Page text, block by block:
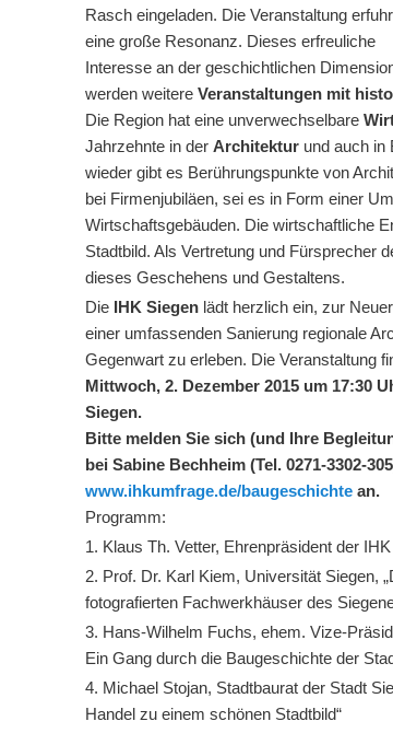
Rasch eingeladen. Die Veranstaltung erfuhr
eine große Resonanz. Dieses erfreuliche
Interesse an der geschichtlichen
werden weitereVeranstaltungen mit
Die Region hat eine unverwechselbare
Jahrzehnte in derArchitektur und auch in
wieder gibt es Berührungspunkte von
bei Firmenjubiläen, sei es in Form einer
Wirtschaftsgebäuden. Die wirtschaftliche
Stadtbild. Als Vertretung und Fürsprecher
dieses Geschehens und Gestaltens.
Die IHK Siegen lädt herzlich ein, zur
einer umfassenden Sanierung regionale
Gegenwart zu erleben. Die Veranstaltung
Mittwoch, 2. Dezember 2015 um 17:30
Siegen.
Bitte melden Sie sich (und Ihre
bei Sabine Bechheim (Tel. 0271-3302-
www.ihkumfrage.de/baugeschichte an.
Programm:
1. Klaus Th. Vetter, Ehrenpräsident der
2. Prof. Dr. Karl Kiem, Universität Siegen,
fotografierten Fachwerkhäuser des
3. Hans-Wilhelm Fuchs, ehem. Vize-
Ein Gang durch die Baugeschichte der
4. Michael Stojan, Stadtbaurat der Stadt
Handel zu einem schönen Stadtbild“